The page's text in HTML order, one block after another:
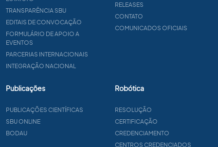
TRANSPARÊNCIA SBU
EDITAIS DE CONVOCAÇÃO
FORMULÁRIO DE APOIO A
EVENTOS
PARCERIAS INTERNACIONAIS
INTEGRAÇÃO NACIONAL
RELEASES
CONTATO
COMUNICADOS OFICIAIS
Publicações
PUBLICAÇÕES CIENTÍFICAS
SBU ONLINE
BODAU
Robótica
RESOLUÇÃO
CERTIFICAÇÃO
CREDENCIAMENTO
CENTROS CREDENCIADOS